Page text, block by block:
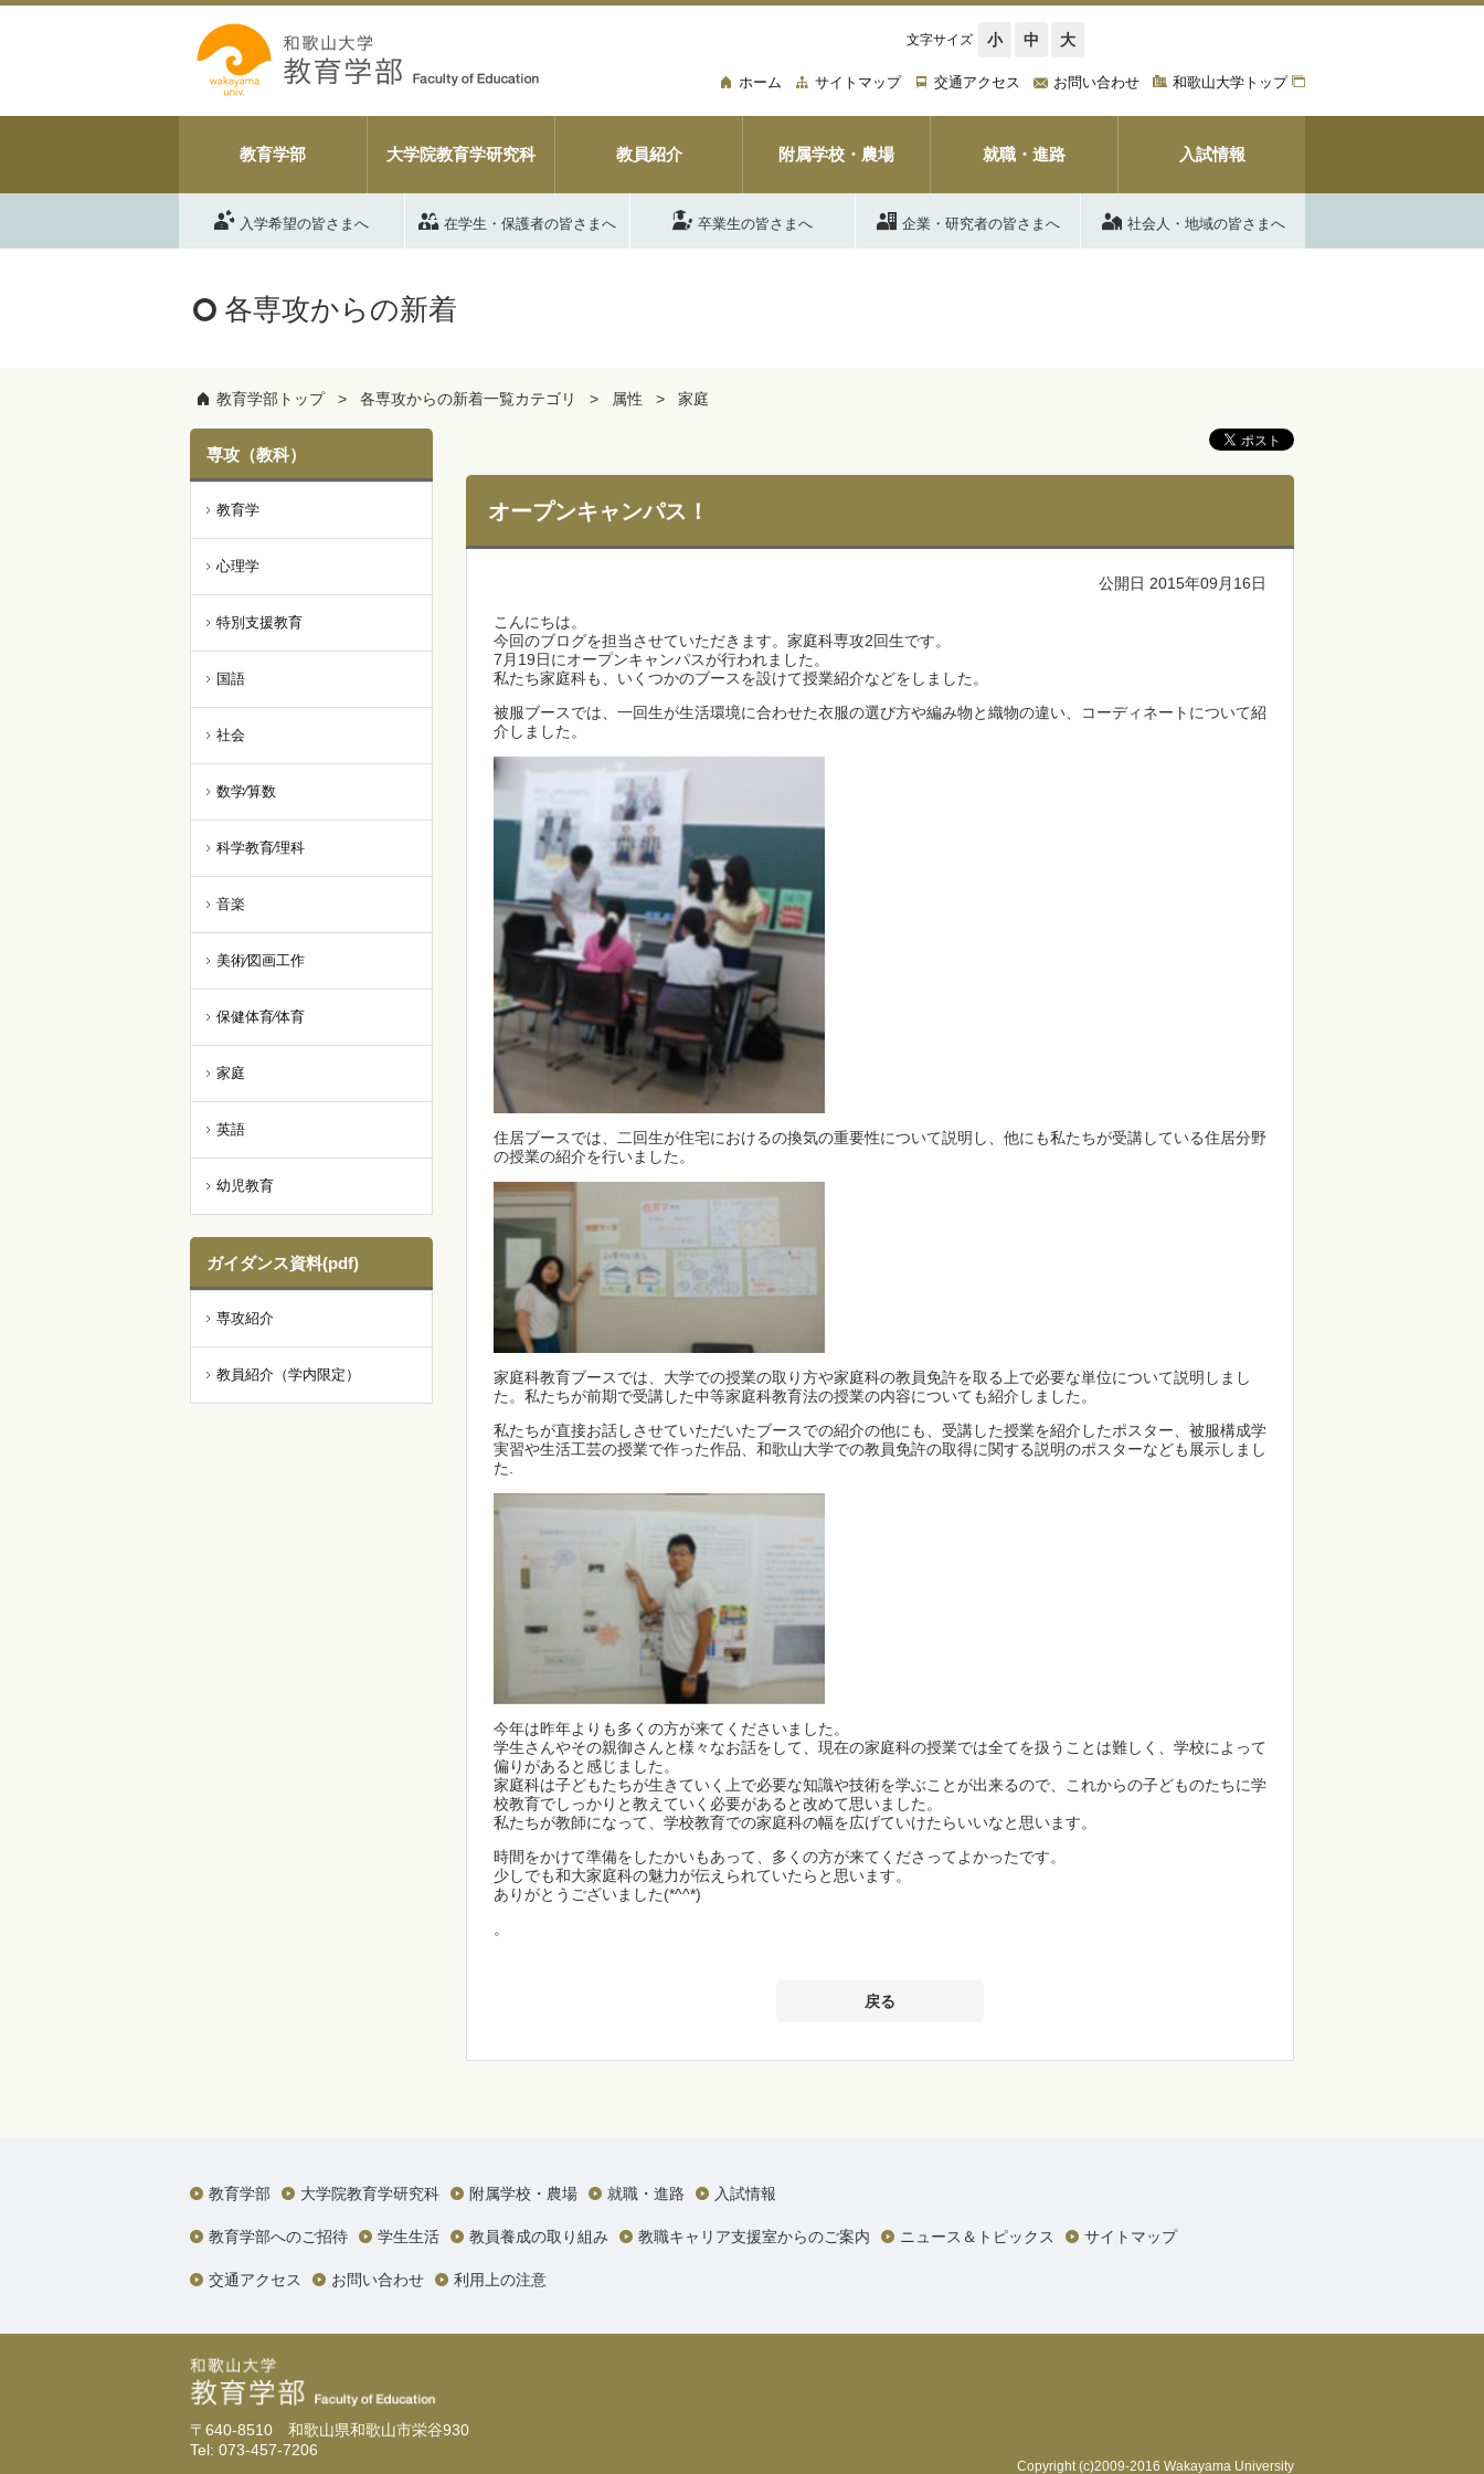
文字サイズ 小 中 大
ホーム サイトマップ 交通アクセス お問い合わせ 和歌山大学トップ
教育学部 大学院教育学研究科 教員紹介 附属学校・農場 就職・進路 入試情報
入学希望の皆さまへ 在学生・保護者の皆さまへ 卒業生の皆さまへ 企業・研究者の皆さまへ 社会人・地域の皆さまへ
各専攻からの新着
教育学部トップ 各専攻からの新着一覧カテゴリ 属性 家庭
オープンキャンパス！
公開日 2015年09月16日
こんにちは。
今回のブログを担当させていただきます。家庭科専攻2回生です。
7月19日にオープンキャンパスが行われました。
私たち家庭科も、いくつかのブースを設けて授業紹介などをしました。
被服ブースでは、一回生が生活環境に合わせた衣服の選び方や編み物と織物の違い、コーディネートについて紹
介しました。
住居ブースでは、二回生が住宅におけるの換気の重要性について説明し、他にも私たちが受講している住居分野
の授業の紹介を行いました。
家庭科教育ブースでは、大学での授業の取り方や家庭科の教員免許を取る上で必要な単位について説明しまし
た。私たちが前期で受講した中等家庭科教育法の授業の内容についても紹介しました。
私たちが直接お話しさせていただいたブースでの紹介の他にも、受講した授業を紹介したポスター、被服構成学
実習や生活工芸の授業で作った作品、和歌山大学での教員免許の取得に関する説明のポスターなども展示しまし
た.
今年は昨年よりも多くの方が来てくださいました。
学生さんやその親御さんと様々なお話をして、現在の家庭科の授業では全てを扱うことは難しく、学校によって
偏りがあると感じました。
家庭科は子どもたちが生きていく上で必要な知識や技術を学ぶことが出来るので、これからの子どものたちに学
校教育でしっかりと教えていく必要があると改めて思いました。
私たちが教師になって、学校教育での家庭科の幅を広げていけたらいいなと思います。
時間をかけて準備をしたかいもあって、多くの方が来てくださってよかったです。
少しでも和大家庭科の魅力が伝えられていたらと思います。
ありがとうございました(*^^*)
。
戻る
専攻（教科）
教育学
心理学
特別支援教育
国語
社会
数学⁄算数
科学教育⁄理科
音楽
美術⁄図画工作
保健体育⁄体育
家庭
英語
幼児教育
ガイダンス資料(pdf)
専攻紹介
教員紹介（学内限定）
教育学部 大学院教育学研究科 附属学校・農場 就職・進路 入試情報
教育学部へのご招待 学生生活 教員養成の取り組み 教職キャリア支援室からのご案内 ニュース＆トピックス サイトマップ
交通アクセス お問い合わせ 利用上の注意
〒640-8510 和歌山県和歌山市栄谷930
Tel: 073-457-7206
Copyright (c)2009-2016 Wakayama University